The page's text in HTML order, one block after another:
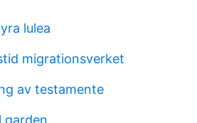
lulea
migrationsverket
av testamente
garden